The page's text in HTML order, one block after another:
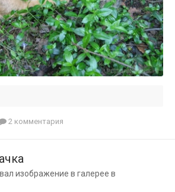
2 комментария
изображение в галерее в